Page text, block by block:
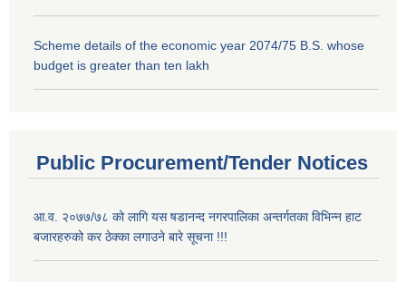
Scheme details of the economic year 2074/75 B.S. whose
budget is greater than ten lakh
Public Procurement/Tender Notices
आ.व. २०७७/७८ को लागि यस षडानन्द नगरपालिका अन्तर्गतका विभिन्न हाट
बजारहरुको कर ठेक्का लगाउने बारे सूचना !!!